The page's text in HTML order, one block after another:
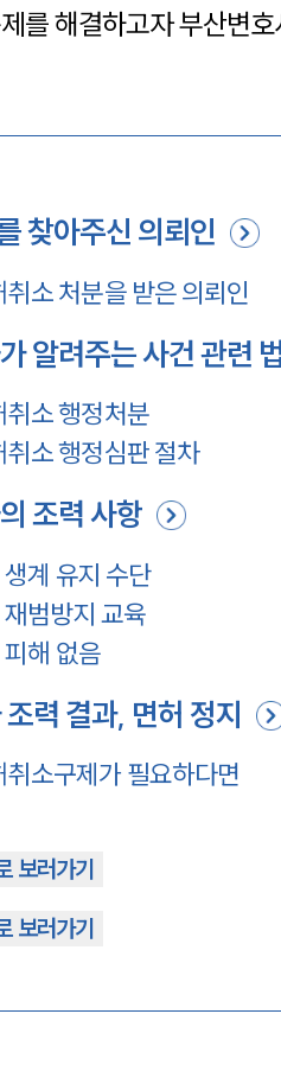
를 해결하고자 부산변
찾아주신 의뢰인
소 처분을 받은 의뢰인
알려주는 사건 관련
소 행정처분
소 행정심판 절차
조력 사항
계 유지 수단
범방지 교육
해 없음
력 결과, 면허 정지
소구제가 필요하다면
보러가기
보러가기